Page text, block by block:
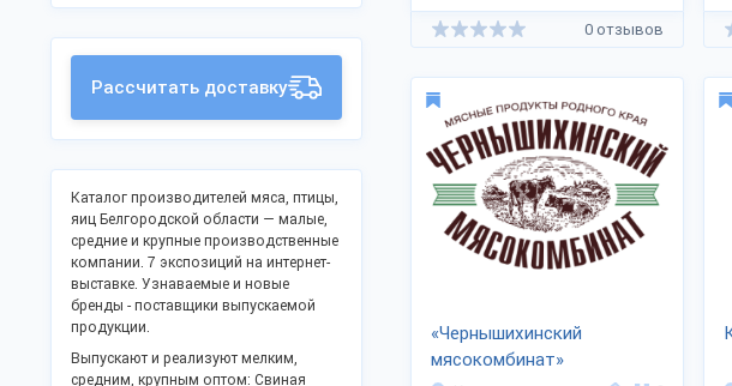
0 отзывов
«Чернышихинский
мясокомбинат»
Рассчитать доставку
Каталог производителей мяса, птицы,
яиц Белгородской области — малые,
средние и крупные производственные
компании. 7 экспозиций на интернет-
выставке. Узнаваемые и новые
бренды - поставщики выпускаемой
продукции.
Выпускают и реализуют мелким,
средним, крупным оптом: Свиная